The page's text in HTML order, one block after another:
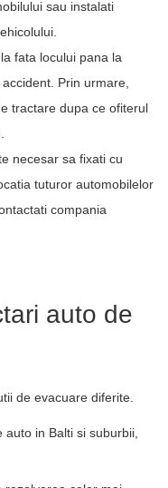
sau instalati
fata locului pana la
Prin urmare,
tractare dupa ce ofiterul
necesar sa fixati cu
tuturor automobilelor
compania
auto de
de evacuare diferite.
in Balti si suburbii,